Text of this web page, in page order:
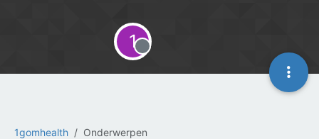
1gomhealth Onderwerpen
1
Offline